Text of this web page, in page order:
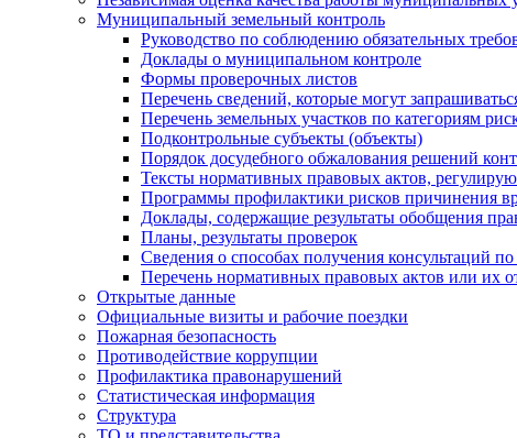
Муниципальный земельный контроль
Руководство по соблюдению обязательных
Доклады о муниципальном контроле
Формы проверочных листов
Перечень сведений, которые могут
Перечень земельных участков по категориям
Подконтрольные субъекты (объекты)
Порядок досудебного обжалования решений
Тексты нормативных правовых актов,
Программы профилактики рисков причинения
Доклады, содержащие результаты обобщения
Планы, результаты проверок
Сведения о способах получения консультаций
Перечень нормативных правовых актов или их
Открытые данные
Официальные визиты и рабочие поездки
Пожарная безопасность
Противодействие коррупции
Профилактика правонарушений
Статистическая информация
Структура